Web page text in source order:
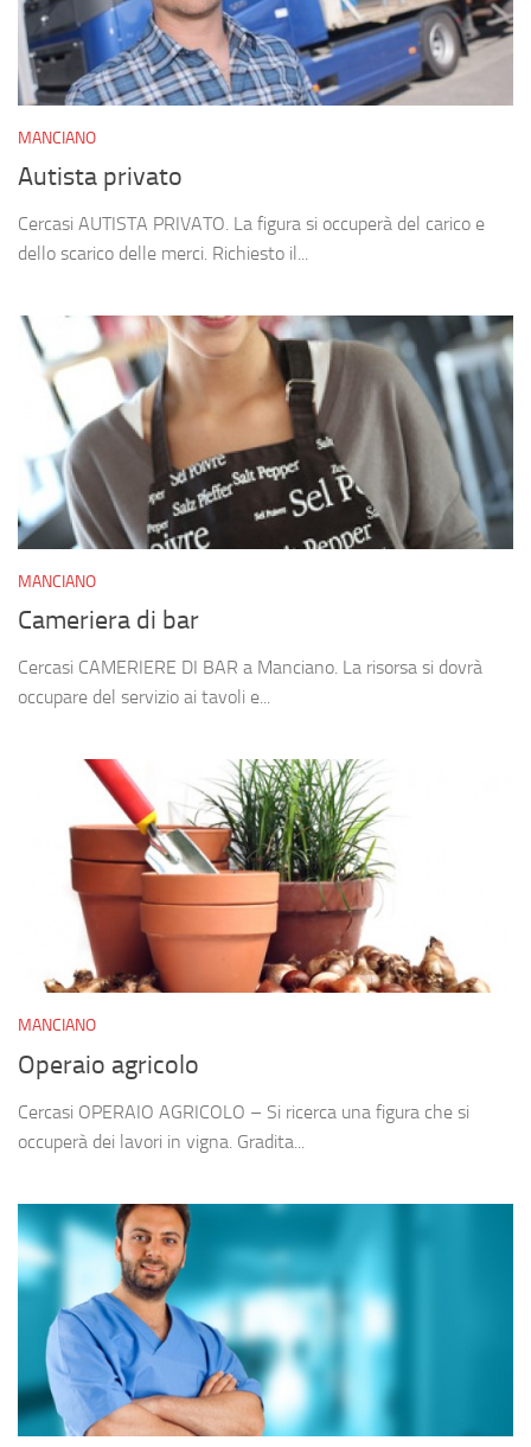
MANCIANO
Autista privato
Cercasi AUTISTA PRIVATO. La figura si occuperà del carico e
dello scarico delle merci. Richiesto il...
MANCIANO
Cameriera di bar
Cercasi CAMERIERE DI BAR a Manciano. La risorsa si dovrà
occupare del servizio ai tavoli e...
MANCIANO
Operaio agricolo
Cercasi OPERAIO AGRICOLO – Si ricerca una figura che si
occuperà dei lavori in vigna. Gradita...